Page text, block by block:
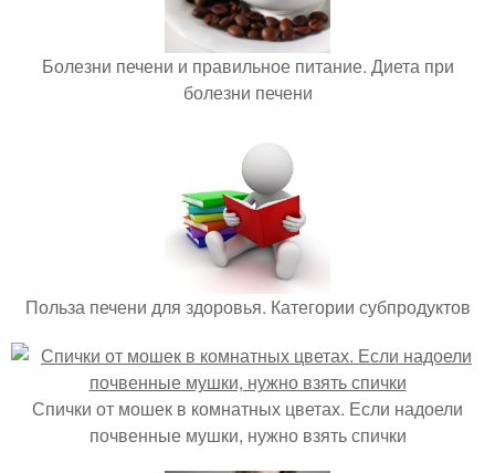
Болезни печени и правильное питание. Диета при
болезни печени
Польза печени для здоровья. Категории субпродуктов
Спички от мошек в комнатных цветах. Если надоели
почвенные мушки, нужно взять спички